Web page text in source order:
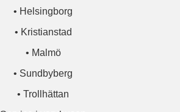
• Helsingborg
• Kristianstad
• Malmö
• Sundbyberg
• Trollhättan